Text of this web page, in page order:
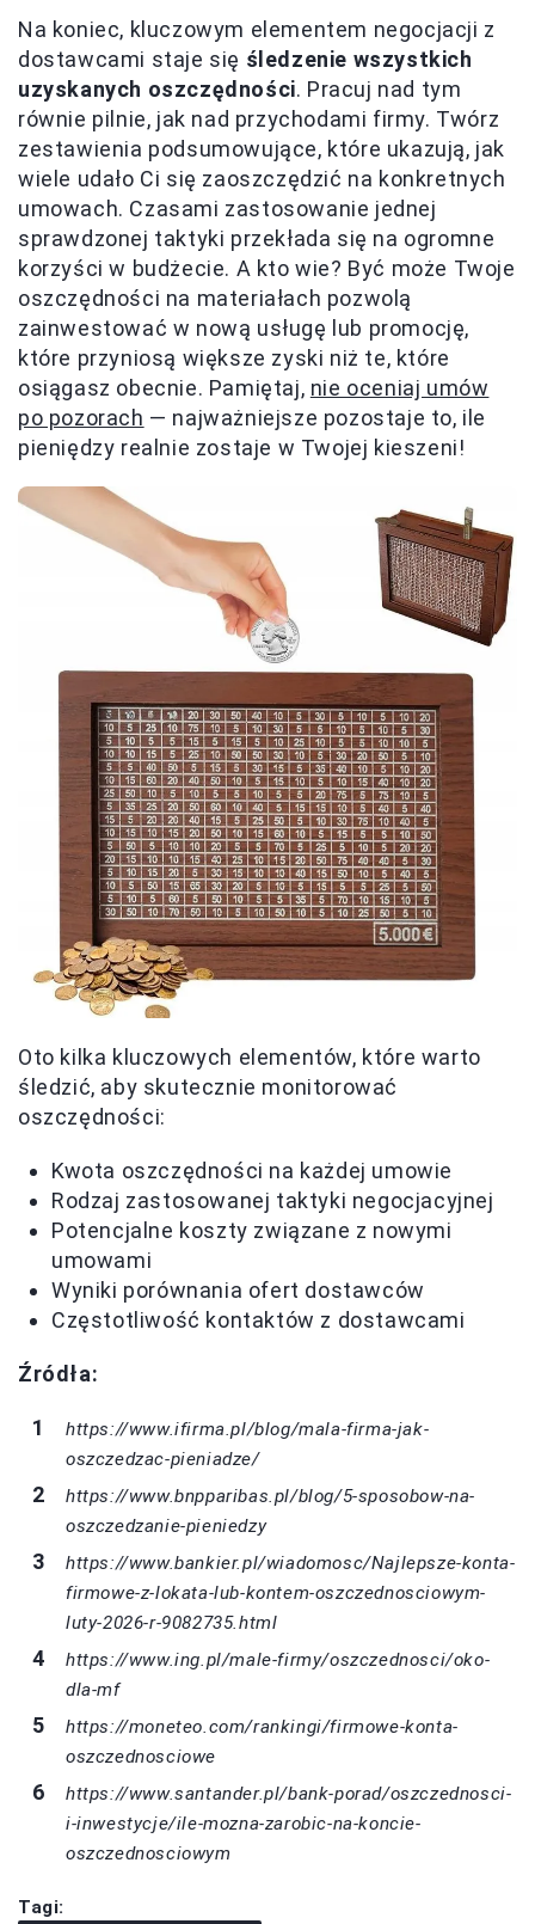
Na koniec, kluczowym elementem negocjacji z
dostawcami staje się śledzenie wszystkich
uzyskanych oszczędności. Pracuj nad tym
równie pilnie, jak nad przychodami firmy. Twórz
zestawienia podsumowujące, które ukazują, jak
wiele udało Ci się zaoszczędzić na konkretnych
umowach. Czasami zastosowanie jednej
sprawdzonej taktyki przekłada się na ogromne
korzyści w budżecie. A kto wie? Być może Twoje
oszczędności na materiałach pozwolą
zainwestować w nową usługę lub promocję,
które przyniosą większe zyski niż te, które
osiągasz obecnie. Pamiętaj, nie oceniaj umów
po pozorach — najważniejsze pozostaje to, ile
pieniędzy realnie zostaje w Twojej kieszeni!
Oto kilka kluczowych elementów, które warto
śledzić, aby skutecznie monitorować
oszczędności:
Kwota oszczędności na każdej umowie
Rodzaj zastosowanej taktyki negocjacyjnej
Potencjalne koszty związane z nowymi
umowami
Wyniki porównania ofert dostawców
Częstotliwość kontaktów z dostawcami
Źródła:
https://www.ifirma.pl/blog/mala-firma-jak-
oszczedzac-pieniadze/
https://www.bnpparibas.pl/blog/5-sposobow-na-
oszczedzanie-pieniedzy
https://www.bankier.pl/wiadomosc/Najlepsze-konta-
firmowe-z-lokata-lub-kontem-oszczednosciowym-
luty-2026-r-9082735.html
https://www.ing.pl/male-firmy/oszczednosci/oko-
dla-mf
https://moneteo.com/rankingi/firmowe-konta-
oszczednosciowe
https://www.santander.pl/bank-porad/oszczednosci-
i-inwestycje/ile-mozna-zarobic-na-koncie-
oszczednosciowym
Tagi: